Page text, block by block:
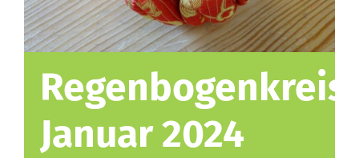
Regenbogenkreis
Januar 2024